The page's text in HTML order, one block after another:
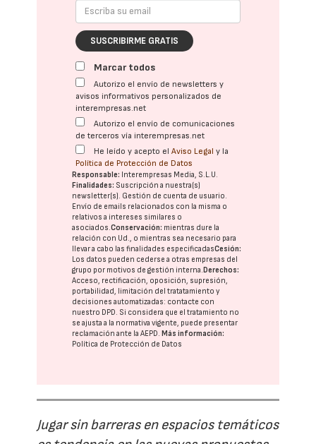
SUSCRIBIRME GRATIS
Marcar todos
Autorizo el envío de newsletters y
avisos informativos personalizados de
interempresas.net
Autorizo el envío de comunicaciones
de terceros vía interempresas.net
He leído y acepto elAviso Legal y la
Política de Protección de Datos
Responsable: Interempresas Media, S.L.U.
Finalidades: Suscripción a nuestra(s)
newsletter(s). Gestión de cuenta de usuario.
Envío de emails relacionados con la misma o
relativos a intereses similares o
asociados.Conservación: mientras dure la
relación con Ud., o mientras sea necesario para
llevar a cabo las finalidades especificadasCesión:
Los datos pueden cederse a otras empresas del
grupo por motivos de gestión interna.Derechos:
Acceso, rectificación, oposición, supresión,
portabilidad, limitación del tratatamiento y
decisiones automatizadas: contacte con
nuestro DPD. Si considera que el tratamiento no
se ajusta a la normativa vigente, puede presentar
reclamación ante laAEPD.Más información:
Política de Protección de Datos
Jugar sin barreras en espacios temáticos